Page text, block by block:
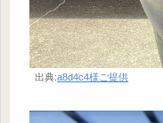
出典:a8d4c4様ご提供